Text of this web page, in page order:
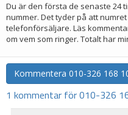
Du är den första de senaste 24
nummer. Det tyder på att
telefonförsäljare. Läs
om vem som ringer. Totalt har
Kommentera 010-326 168
1 kommentar för 010-326